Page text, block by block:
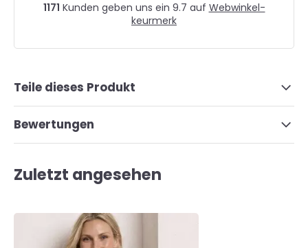
1171 Kunden geben uns ein 9.7 auf Webwinkel-
keurmerk
Teile dieses Produkt
Bewertungen
Zuletzt angesehen